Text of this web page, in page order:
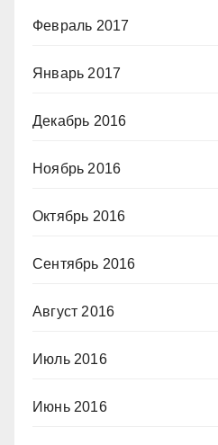
Февраль 2017
Январь 2017
Декабрь 2016
Ноябрь 2016
Октябрь 2016
Сентябрь 2016
Август 2016
Июль 2016
Июнь 2016